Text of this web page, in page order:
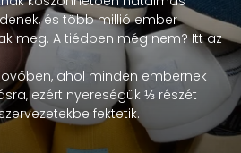
és több millió ember
meg. A tiédben még nem? Itt az
ahol minden embernek
ezért nyereségük ⅓ részét
fektetik.